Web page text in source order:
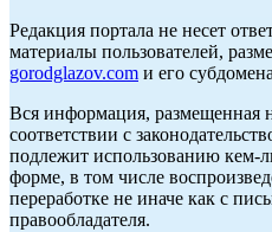
Редакция портала не несет
материалы пользователей,
gorodglazov.com и его
Вся информация, размещенная
соответствии с
подлежит использованию кем-
форме, в том числе
переработке не иначе как с
правообладателя.